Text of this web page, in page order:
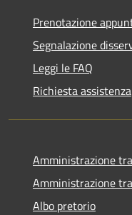
Prenotazione
Segnalazione
Leggi le FAQ
Richiesta assistenza
Amministrazione
Amministrazione
Albo pretorio